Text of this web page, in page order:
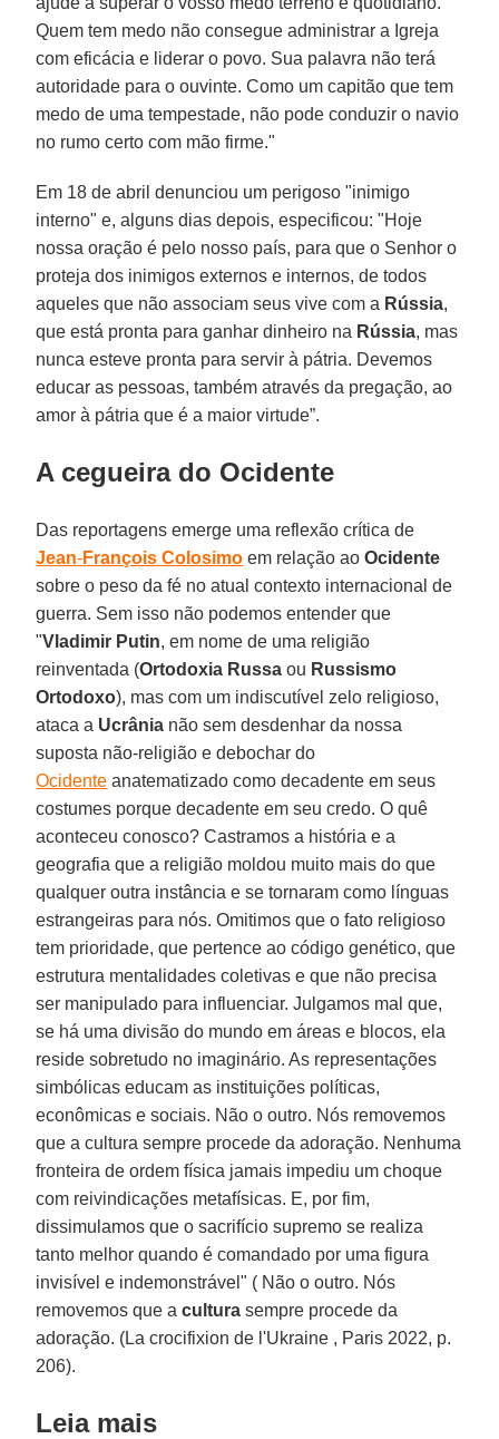
Quem tem medo não consegue administrar a Igreja
com eficácia e liderar o povo. Sua palavra não terá
autoridade para o ouvinte. Como um capitão que tem
medo de uma tempestade, não pode conduzir o navio
no rumo certo com mão firme."
Em 18 de abril denunciou um perigoso "inimigo
interno" e, alguns dias depois, especificou: "Hoje
nossa oração é pelo nosso país, para que o Senhor o
proteja dos inimigos externos e internos, de todos
aqueles que não associam seus vive com a Rússia,
que está pronta para ganhar dinheiro na Rússia, mas
nunca esteve pronta para servir à pátria. Devemos
educar as pessoas, também através da pregação, ao
amor à pátria que é a maior virtude”.
A cegueira do Ocidente
Das reportagens emerge uma reflexão crítica de
Jean-François Colosimo em relação aoOcidente
sobre o peso da fé no atual contexto internacional de
guerra. Sem isso não podemos entender que
"Vladimir Putin, em nome de uma religião
reinventada (Ortodoxia Russaou Russismo
Ortodoxo), mas com um indiscutível zelo religioso,
ataca a Ucrânia não sem desdenhar da nossa
suposta não-religião e debochar do
Ocidente anatematizado como decadente em seus
costumes porque decadente em seu credo. O quê
aconteceu conosco? Castramos a história e a
geografia que a religião moldou muito mais do que
qualquer outra instância e se tornaram como línguas
estrangeiras para nós. Omitimos que o fato religioso
tem prioridade, que pertence ao código genético, que
estrutura mentalidades coletivas e que não precisa
ser manipulado para influenciar. Julgamos mal que,
se há uma divisão do mundo em áreas e blocos, ela
reside sobretudo no imaginário. As representações
simbólicas educam as instituições políticas,
econômicas e sociais. Não o outro. Nós removemos
que a cultura sempre procede da adoração. Nenhuma
fronteira de ordem física jamais impediu um choque
com reivindicações metafísicas. E, por fim,
dissimulamos que o sacrifício supremo se realiza
tanto melhor quando é comandado por uma figura
invisível e indemonstrável" ( Não o outro. Nós
removemos que acultura sempre procede da
adoração. (La crocifixion de l'Ukraine , Paris 2022, p.
206).
Leia mais